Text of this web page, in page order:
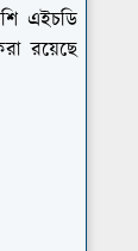
এইচডি
রয়েছে